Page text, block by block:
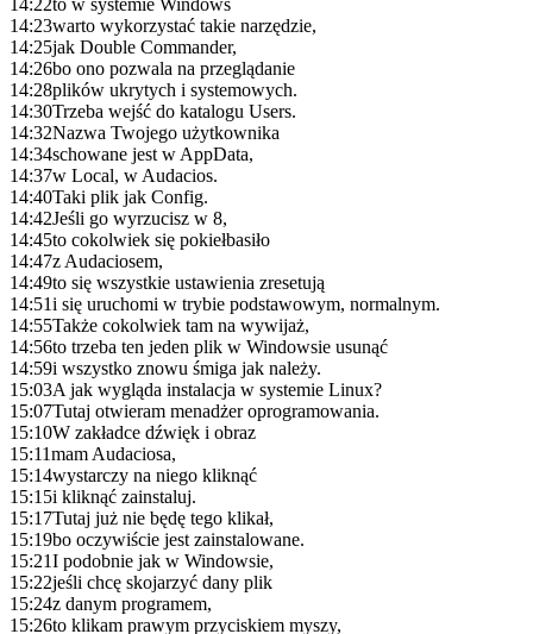
14:22to w systemie Windows
14:23warto wykorzystać takie narzędzie,
14:25jak Double Commander,
14:26bo ono pozwala na przeglądanie
14:28plików ukrytych i systemowych.
14:30Trzeba wejść do katalogu Users.
14:32Nazwa Twojego użytkownika
14:34schowane jest w AppData,
14:37w Local, w Audacios.
14:40Taki plik jak Config.
14:42Jeśli go wyrzucisz w 8,
14:45to cokolwiek się pokiełbasiło
14:47z Audaciosem,
14:49to się wszystkie ustawienia zresetują
14:51i się uruchomi w trybie podstawowym, normalnym.
14:55Także cokolwiek tam na wywijaż,
14:56to trzeba ten jeden plik w Windowsie usunąć
14:59i wszystko znowu śmiga jak należy.
15:03A jak wygląda instalacja w systemie Linux?
15:07Tutaj otwieram menadżer oprogramowania.
15:10W zakładce dźwięk i obraz
15:11mam Audaciosa,
15:14wystarczy na niego kliknąć
15:15i kliknąć zainstaluj.
15:17Tutaj już nie będę tego klikał,
15:19bo oczywiście jest zainstalowane.
15:21I podobnie jak w Windowsie,
15:22jeśli chcę skojarzyć dany plik
15:24z danym programem,
15:26to klikam prawym przyciskiem myszy,